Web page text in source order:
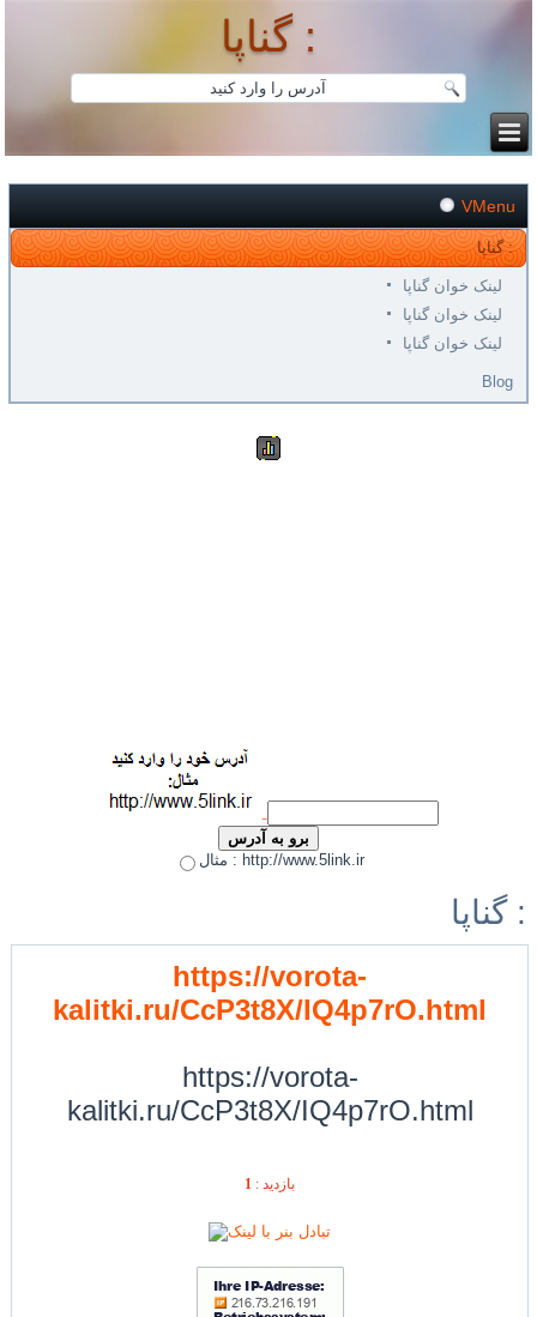
گناپا :
VMenu
گناپا :
لینک خوان گناپا
لینک خوان گناپا
لینک خوان گناپا
Blog
مثال : http://www.5link.ir
گناپا :
https://vorota-
kalitki.ru/CcP3t8X/IQ4p7rO.html
https://vorota-
kalitki.ru/CcP3t8X/IQ4p7rO.html
بازديد : 1